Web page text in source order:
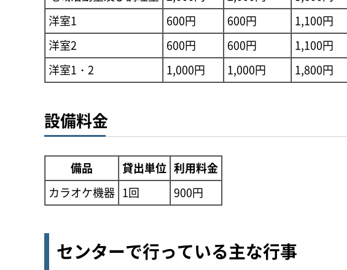
洋室1
600円 600円 1,100円
洋室2
600円 600円 1,100円
洋室1・2
1,000円 1,000円 1,800円
設備料金
備品 貸出単位 利用料金
カラオケ機器 1回 900円
センターで行っている主な行事